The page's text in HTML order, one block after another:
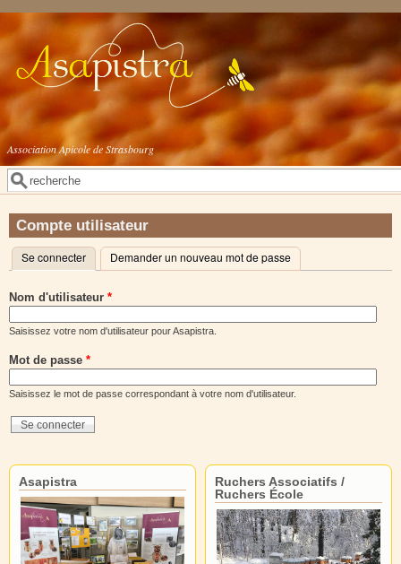
Aller au contenu principal
Association Apicole de Strasbourg
Formulaire de recherche
Rechercher
Compte utilisateur
Onglets principaux
Se connecter (onglet actif)
Demander un nouveau mot de passe
Nom d'utilisateur *
Saisissez votre nom d'utilisateur pour Asapistra.
Mot de passe *
Saisissez le mot de passe correspondant à votre nom d'utilisateur.
Asapistra
Ruchers Associatifs /
Ruchers École